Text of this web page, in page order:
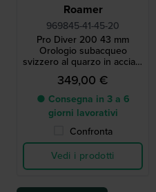
Roamer
969845-41-45-20
Pro Diver 200 43 mm
Orologio subacqueo
svizzero al quarzo in acciaio
inossidabile con lunga
durata della batteria
349,00 €
● Consegna in 3 a 6
giorni lavorativi
Confronta
Vedi i prodotti